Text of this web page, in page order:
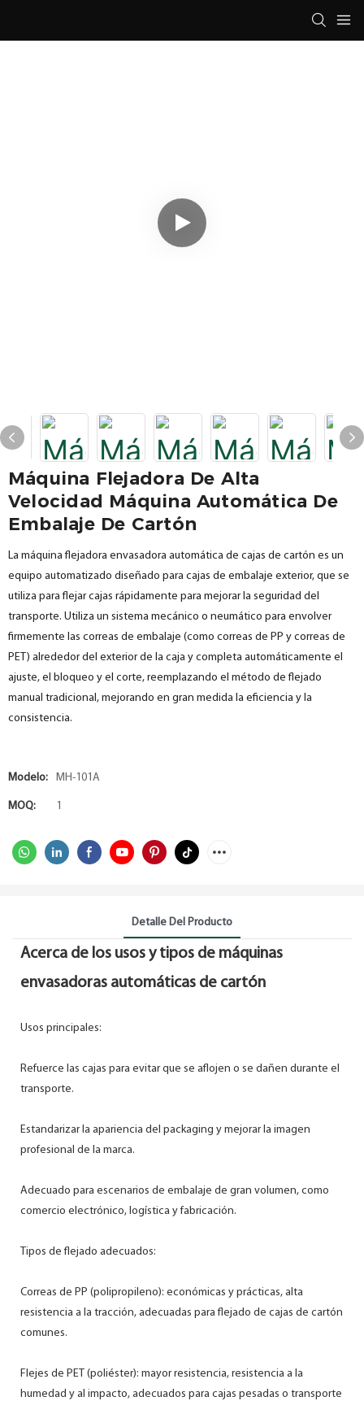
Máquina Flejadora De Alta
Velocidad Máquina Automática De
Embalaje De Cartón
La máquina flejadora envasadora automática de cajas de cartón es un
equipo automatizado diseñado para cajas de embalaje exterior, que se
utiliza para flejar cajas rápidamente para mejorar la seguridad del
transporte. Utiliza un sistema mecánico o neumático para envolver
firmemente las correas de embalaje (como correas de PP y correas de
PET) alrededor del exterior de la caja y completa automáticamente el
ajuste, el bloqueo y el corte, reemplazando el método de flejado
manual tradicional, mejorando en gran medida la eficiencia y la
consistencia.
Modelo: MH-101A
MOQ: 1
Detalle Del Producto
Acerca de los usos y tipos de máquinas
envasadoras automáticas de cartón
Usos principales:
Refuerce las cajas para evitar que se aflojen o se dañen durante el
transporte.
Estandarizar la apariencia del packaging y mejorar la imagen
profesional de la marca.
Adecuado para escenarios de embalaje de gran volumen, como
comercio electrónico, logística y fabricación.
Tipos de flejado adecuados:
Correas de PP (polipropileno): económicas y prácticas, alta
resistencia a la tracción, adecuadas para flejado de cajas de cartón
comunes.
Flejes de PET (poliéster): mayor resistencia, resistencia a la
humedad y al impacto, adecuados para cajas pesadas o transporte